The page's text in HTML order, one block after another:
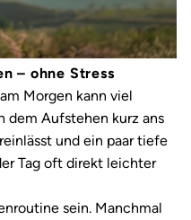
– ohne Stress
Morgen kann viel
dem Aufstehen kurz ans
und ein paar tiefe
Tag oft direkt leichter
sein. Manchmal